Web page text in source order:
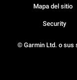
© Garmin Ltd. o sus
Mapa del sitio
Security